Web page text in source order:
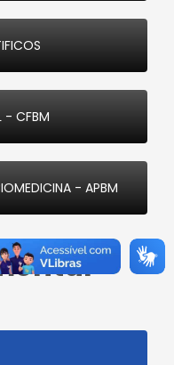
- CFBM
- APBM